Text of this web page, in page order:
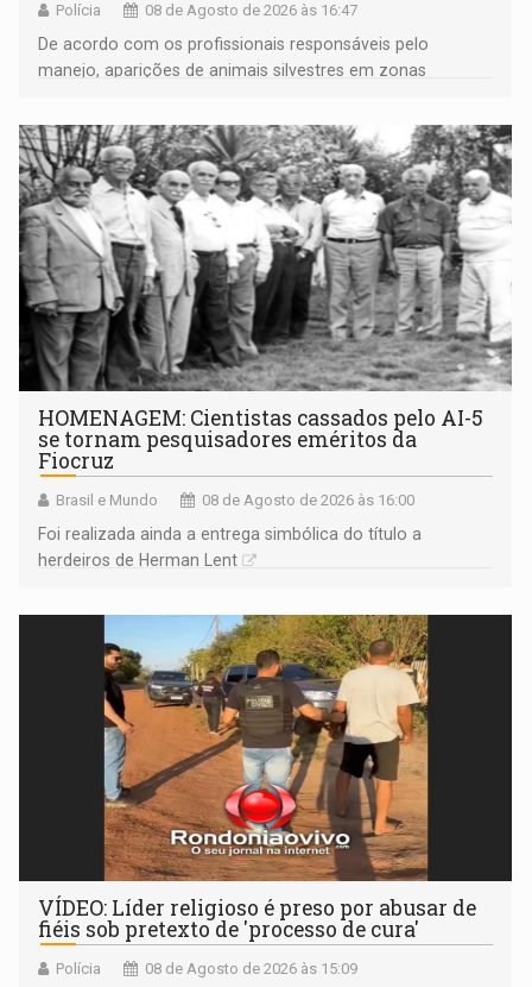
Polícia 08 de Agosto de 2026 às 16:47
De acordo com os profissionais responsáveis pelo
manejo, aparições de animais silvestres em zonas
HOMENAGEM: Cientistas cassados pelo AI-5
se tornam pesquisadores eméritos da
Fiocruz
Brasil e Mundo 08 de Agosto de 2026 às 16:00
Foi realizada ainda a entrega simbólica do título a
herdeiros de Herman Lent
VÍDEO: Líder religioso é preso por abusar de
fiéis sob pretexto de 'processo de cura'
Polícia 08 de Agosto de 2026 às 15:09